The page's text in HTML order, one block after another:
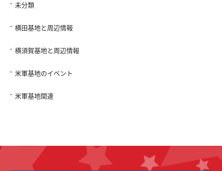
未分類
横田基地と周辺情報
横須賀基地と周辺情報
米軍基地のイベント
米軍基地関連